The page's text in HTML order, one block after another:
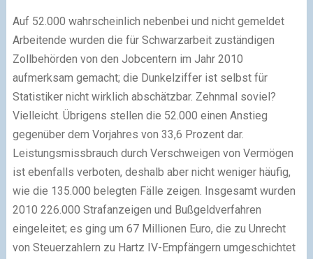
Auf 52.000 wahrscheinlich nebenbei und nicht gemeldet
Arbeitende wurden die für Schwarzarbeit zuständigen
Zollbehörden von den Jobcentern im Jahr 2010
aufmerksam gemacht; die Dunkelziffer ist selbst für
Statistiker nicht wirklich abschätzbar. Zehnmal soviel?
Vielleicht. Übrigens stellen die 52.000 einen Anstieg
gegenüber dem Vorjahres von 33,6 Prozent dar.
Leistungsmissbrauch durch Verschweigen von Vermögen
ist ebenfalls verboten, deshalb aber nicht weniger häufig,
wie die 135.000 belegten Fälle zeigen. Insgesamt wurden
2010 226.000 Strafanzeigen und Bußgeldverfahren
eingeleitet; es ging um 67 Millionen Euro, die zu Unrecht
von Steuerzahlern zu Hartz IV-Empfängern umgeschichtet